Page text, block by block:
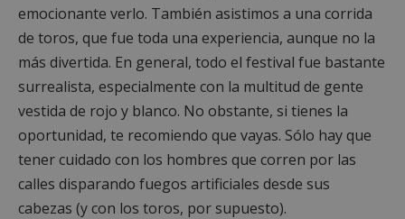
emocionante verlo. También asistimos a una corrida
de toros, que fue toda una experiencia, aunque no la
más divertida. En general, todo el festival fue bastante
surrealista, especialmente con la multitud de gente
vestida de rojo y blanco. No obstante, si tienes la
oportunidad, te recomiendo que vayas. Sólo hay que
tener cuidado con los hombres que corren por las
calles disparando fuegos artificiales desde sus
cabezas (y con los toros, por supuesto).